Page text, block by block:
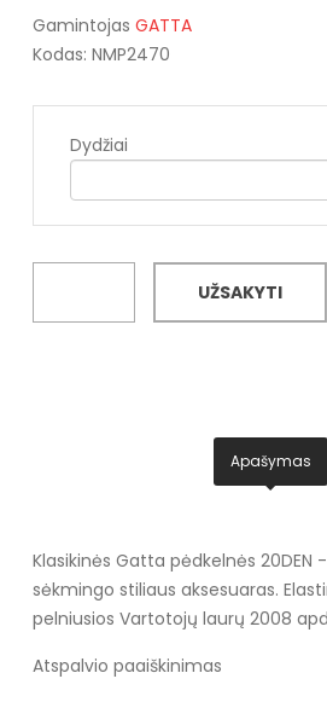
Gamintojas GATTA
Kodas: NMP2470
Dydžiai
UŽSAKYTI
Apašymas
Klasikinės Gatta pėdkelnės 20DEN
sėkmingo stiliaus aksesuaras.
pelniusios Vartotojų laurų 2008
Atspalvio paaiškinimas